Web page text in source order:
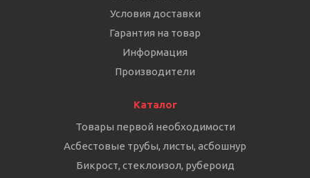
Условия доставки
Гарантия на товар
Информация
Производители
Каталог
Товары первой необходимости
Асбестовые трубы, листы, асбошнур
Бикрост, стеклоизол, рубероид